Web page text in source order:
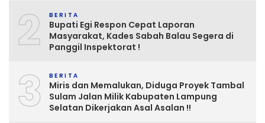
2 BERITA
Bupati Egi Respon Cepat Laporan
Masyarakat, Kades Sabah Balau Segera di
Panggil Inspektorat !
3 BERITA
Miris dan Memalukan, Diduga Proyek Tambal
Sulam Jalan Milik Kabupaten Lampung
Selatan Dikerjakan Asal Asalan !!